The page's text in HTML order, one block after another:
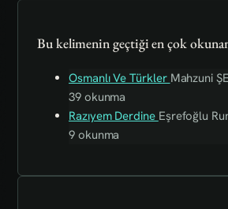
Bu kelimenin geçtiği en çok
Osmanlı Ve Türkler Mahzuni
39 okunma
Razıyem Derdine Eşrefoğlu
9 okunma